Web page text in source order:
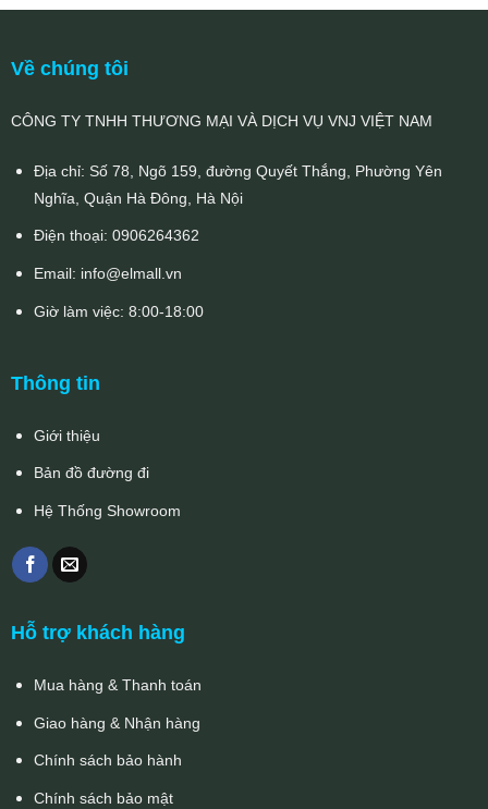
Về chúng tôi
CÔNG TY TNHH THƯƠNG MẠI VÀ DỊCH VỤ VNJ VIỆT NAM
Địa chỉ: Số 78, Ngõ 159, đường Quyết Thắng, Phường Yên
Nghĩa, Quận Hà Đông, Hà Nội
Điện thoại: 0906264362
Email: info@elmall.vn
Giờ làm việc: 8:00-18:00
Thông tin
Giới thiệu
Bản đồ đường đi
Hệ Thống Showroom
Hỗ trợ khách hàng
Mua hàng & Thanh toán
Giao hàng & Nhận hàng
Chính sách bảo hành
Chính sách bảo mật